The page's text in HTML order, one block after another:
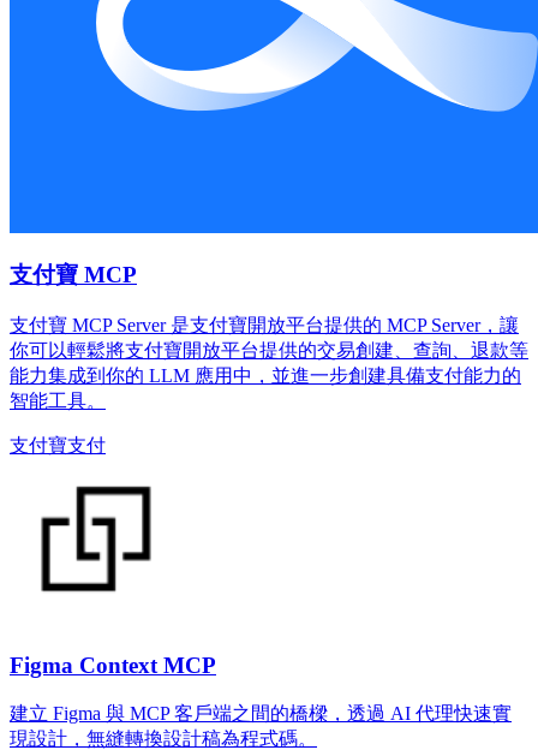
支付寶 MCP
支付寶 MCP Server 是支付寶開放平台提供的 MCP Server，讓
你可以輕鬆將支付寶開放平台提供的交易創建、查詢、退款等
能力集成到你的 LLM 應用中，並進一步創建具備支付能力的
智能工具。
支付寶支付
Figma Context MCP
建立 Figma 與 MCP 客戶端之間的橋樑，透過 AI 代理快速實
現設計，無縫轉換設計稿為程式碼。